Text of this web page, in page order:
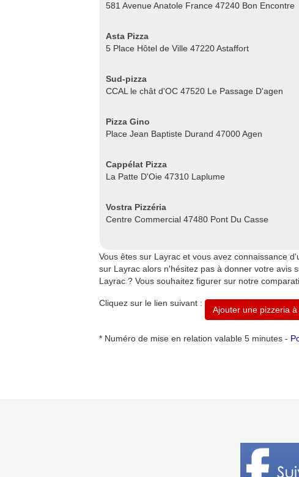
581 Avenue Anatole France 47240 Bon Encontre
Asta Pizza
5 Place Hôtel de Ville 47220 Astaffort
Sud-pizza
CCAL le chât d'OC 47520 Le Passage D'agen
Pizza Gino
Place Jean Baptiste Durand 47000 Agen
Cappélat Pizza
La Patte D'Oie 47310 Laplume
Vostra Pizzéria
Centre Commercial 47480 Pont Du Casse
Vous êtes sur Layrac et vous avez connaissance
sur Layrac alors n'hésitez pas à donner votre avis
Layrac ? Vous souhaitez figurer sur notre
Cliquez sur le lien suivant :
Ajouter une pizzeria
* Numéro de mise en relation valable 5 minutes -